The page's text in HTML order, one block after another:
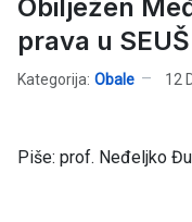
Obilježen
prava u SEUŠ
Kategorija: Obale 12
Piše: prof. Neđeljko